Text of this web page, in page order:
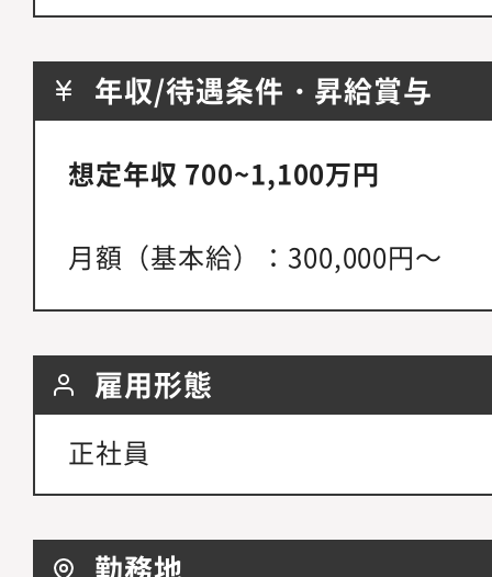
年収/待遇条件・昇給賞与
想定年収 700~1,100万円
月額（基本給）：300,000円～
雇用形態
正社員
勤務地